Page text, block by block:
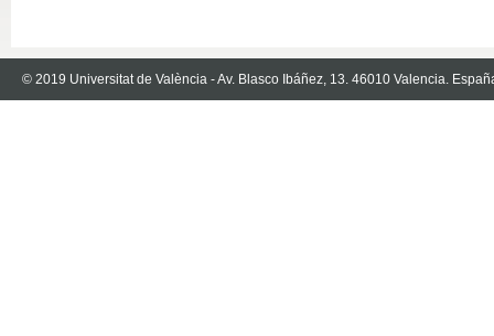
© 2019 Universitat de València - Av. Blasco Ibáñez, 13. 46010 Valencia.